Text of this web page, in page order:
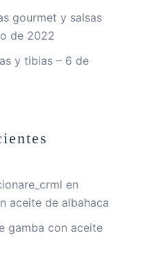
gourmet y salsas
de 2022
y tibias – 6 de
en
aceite de albahaca
gamba con aceite